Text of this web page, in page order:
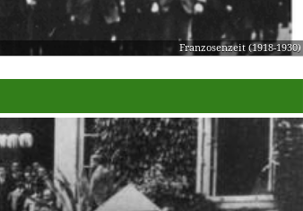
Franzosenzeit (1918-1930)